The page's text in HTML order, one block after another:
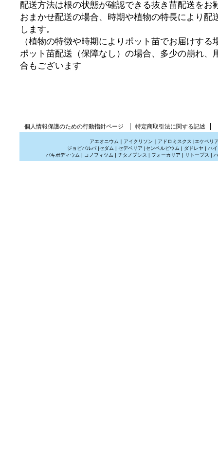
配送方法は根の状態が確認できる抜き苗配送をお
おまかせ配送の場合、時期や植物の特長により配
します。
（植物の特徴や時期によりポット苗でお届けする
ポット苗配送（保障なし）の場合、多少の崩れ、
合もございます
アエオニウム ｜ アイクリソン ｜ アドロミスクス |エケベリ
ジョビバルバ |セダム | セデベリア |センペルビウム | ダドレヤ | ハ
パキポディウム | コノフィツム | チタノプシス | フォーカリア | リトープス |
個人情報保護のための行動指針ページ 特定商取引法に関する記述